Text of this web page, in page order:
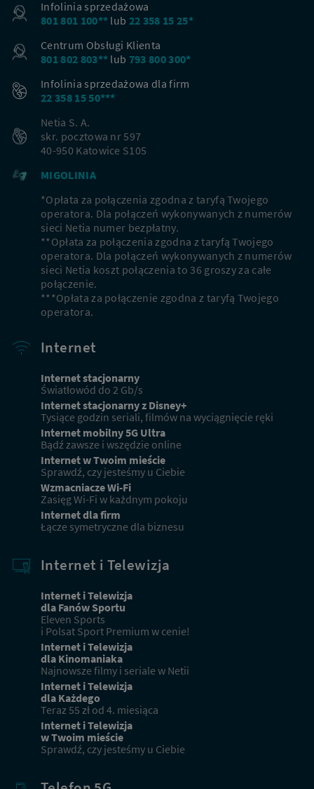
Infolinia sprzedażowa
801 801 100** lub 22 358 15 25*
Centrum Obsługi Klienta
801 802 803** lub 793 800 300*
Infolinia sprzedażowa dla firm
22 358 15 50***
Netia S. A.
skr. pocztowa nr 597
40-950 Katowice S105
MIGOLINIA
*Opłata za połączenia zgodna z taryfą Twojego
operatora. Dla połączeń wykonywanych z numerów
sieci Netia numer bezpłatny.
**Opłata za połączenia zgodna z taryfą Twojego
operatora. Dla połączeń wykonywanych z numerów
sieci Netia koszt połączenia to 36 groszy za całe
połączenie.
***Opłata za połączenie zgodna z taryfą Twojego
operatora.
Internet
Internet stacjonarny
Światłowód do 2 Gb/s
Internet stacjonarny z Disney+
Tysiące godzin seriali, filmów na wyciągnięcie ręki
Internet mobilny 5G Ultra
Bądź zawsze i wszędzie online
Internet w Twoim mieście
Sprawdź, czy jesteśmy u Ciebie
Wzmacniacze Wi-Fi
Zasięg Wi-Fi w każdnym pokoju
Internet dla firm
Łącze symetryczne dla biznesu
Internet i Telewizja
Internet i Telewizja
dla Fanów Sportu
Eleven Sports
i Polsat Sport Premium w cenie!
Internet i Telewizja
dla Kinomaniaka
Najnowsze filmy i seriale w Netii
Internet i Telewizja
dla Każdego
Teraz 55 zł od 4. miesiąca
Internet i Telewizja
w Twoim mieście
Sprawdź, czy jesteśmy u Ciebie